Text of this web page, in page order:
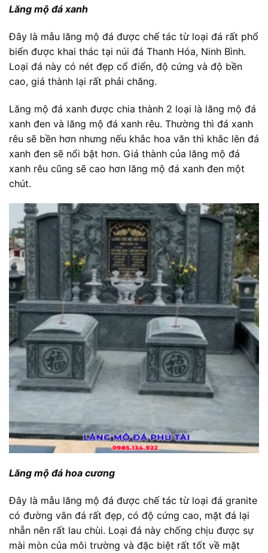
Lăng mộ đá xanh
Đây là mẫu lăng mộ đá được chế tác từ loại đá rất phổ
biến được khai thác tại núi đá Thanh Hóa, Ninh Bình.
Loại đá này có nét đẹp cổ điển, độ cứng và độ bền
cao, giá thành lại rất phải chăng.
Lăng mộ đá xanh được chia thành 2 loại là lăng mộ đá
xanh đen và lăng mộ đá xanh rêu. Thường thì đá xanh
rêu sẽ bền hơn nhưng nếu khắc hoa văn thì khắc lên đá
xanh đen sẽ nổi bật hơn. Giá thành của lăng mộ đá
xanh rêu cũng sẽ cao hơn lăng mộ đá xanh đen một
chút.
Lăng mộ đá hoa cương
Đây là mẫu lăng mộ đá được chế tác từ loại đá granite
có đường vân đá rất đẹp, có độ cứng cao, mặt đá lại
nhẵn nên rất lau chùi. Loại đá này chống chịu được sự
mài mòn của môi trường và đặc biệt rất tốt về mặt